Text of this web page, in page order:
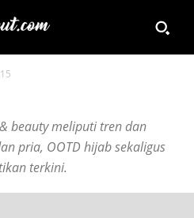
& beautymeliputi tren dan
pria, OOTD hijabsekaligus
terkini.